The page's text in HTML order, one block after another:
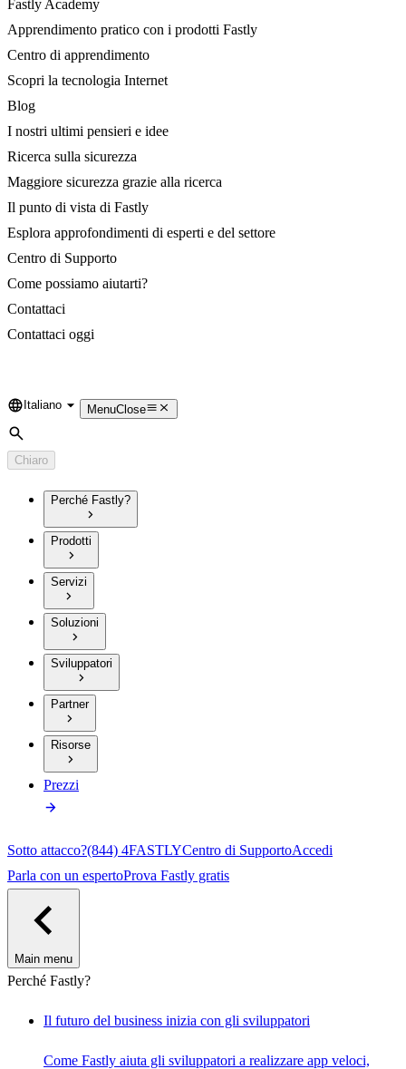
Fastly Academy
Apprendimento pratico con i prodotti Fastly
Centro di apprendimento
Scopri la tecnologia Internet
Blog
I nostri ultimi pensieri e idee
Ricerca sulla sicurezza
Maggiore sicurezza grazie alla ricerca
Il punto di vista di Fastly
Esplora approfondimenti di esperti e del settore
Centro di Supporto
Come possiamo aiutarti?
Contattaci
Contattaci oggi
Language
Italiano MenuClose
Cerca
Chiaro
Perché Fastly?
Prodotti
Servizi
Soluzioni
Sviluppatori
Partner
Risorse
Prezzi
Sotto attacco?(844) 4FASTLYCentro di SupportoAccedi
Parla con un espertoProva Fastly gratis
Main menu
Perché Fastly?
Il futuro del business inizia con gli sviluppatori
Come Fastly aiuta gli sviluppatori a realizzare app veloci,